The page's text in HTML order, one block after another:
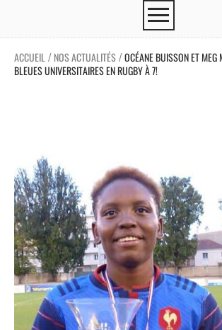
ACCUEIL / NOS ACTUALITÉS /OCÉANE BUISSON ET MEG
BLEUES UNIVERSITAIRES EN RUGBY À 7!